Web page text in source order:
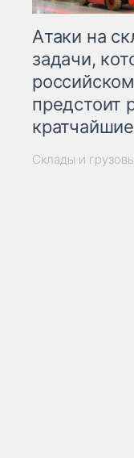
Атаки на
задачи,
предстоит
Склады и